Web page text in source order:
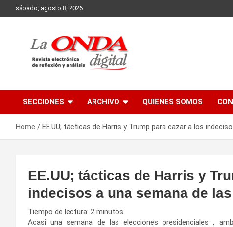
to
sábado, agosto 8, 2026
SECCIONES ARCHIVO QUIENES SOMOS
Home EE.UU; tácticas de Harris y Trump para cazar a los
EE.UU; tácticas de Harris y
indecisos a una semana de
Tiempo de lectura: 2 minutos
Acasi una semana de las elecciones presidenciales ,